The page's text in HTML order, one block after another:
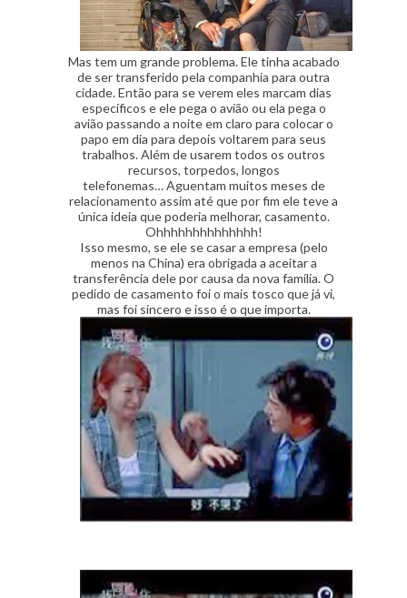
Mas tem um grande problema. Ele tinha acabado
de ser transferido pela companhia para outra
cidade. Então para se verem eles marcam dias
específicos e ele pega o avião ou ela pega o
avião passando a noite em claro para colocar o
papo em dia para depois voltarem para seus
trabalhos. Além de usarem todos os outros
recursos, torpedos, longos
telefonemas…Aguentam muitos meses de
relacionamento assim até que por fim ele teve a
única ideia que poderia melhorar, casamento.
Ohhhhhhhhhhhhhh!
Isso mesmo, se ele se casar a empresa (pelo
menos na China) era obrigada a aceitar a
transferência dele por causa da nova família. O
pedido de casamento foi o mais tosco que já vi,
mas foi sincero e isso é o que importa.